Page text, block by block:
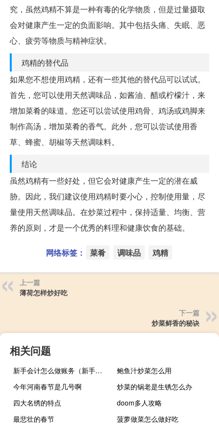
究，虽然鸡精不算是一种有毒的化学物质，但是过量摄取
会对健康产生一定的负面影响。其中包括头痛、失眠、恶
心、疲劳等物质与精神症状。
鸡精的替代品
如果您不想使用鸡精，还有一些其他的替代品可以试试。
首先，您可以使用天然调味品，如酱油、醋或柠檬汁，来
增加菜肴的味道。您还可以尝试使用鸡骨、鸡汤或鸡脚来
制作高汤，增加菜肴的香气。此外，您可以尝试使用香
草、蜂蜜、胡椒等天然调味料。
结论
虽然鸡精有一些好处，但它会对健康产生一定的潜在威
胁。因此，我们建议使用鸡精时要小心，控制使用量，尽
量使用天然调味品。在炒菜过程中，保持适量、均衡、营
养的原则，才是一个优秀的料理和健康饮食的基础。
网络标签： 菜肴 调味品 鸡精
上一篇
薄荷怎样炒好吃
下一篇
炒菜鲜香的秘诀
相关问题
新手会计怎么做账务（新手会计怎么做账）
鲍鱼汁炒菜怎么用
今年河南春节是几号啊
炒菜的锅老是生锈怎么办
四大名绣的特点
doom多人攻略
最悲壮的春节
菠萝做菜怎么做好吃